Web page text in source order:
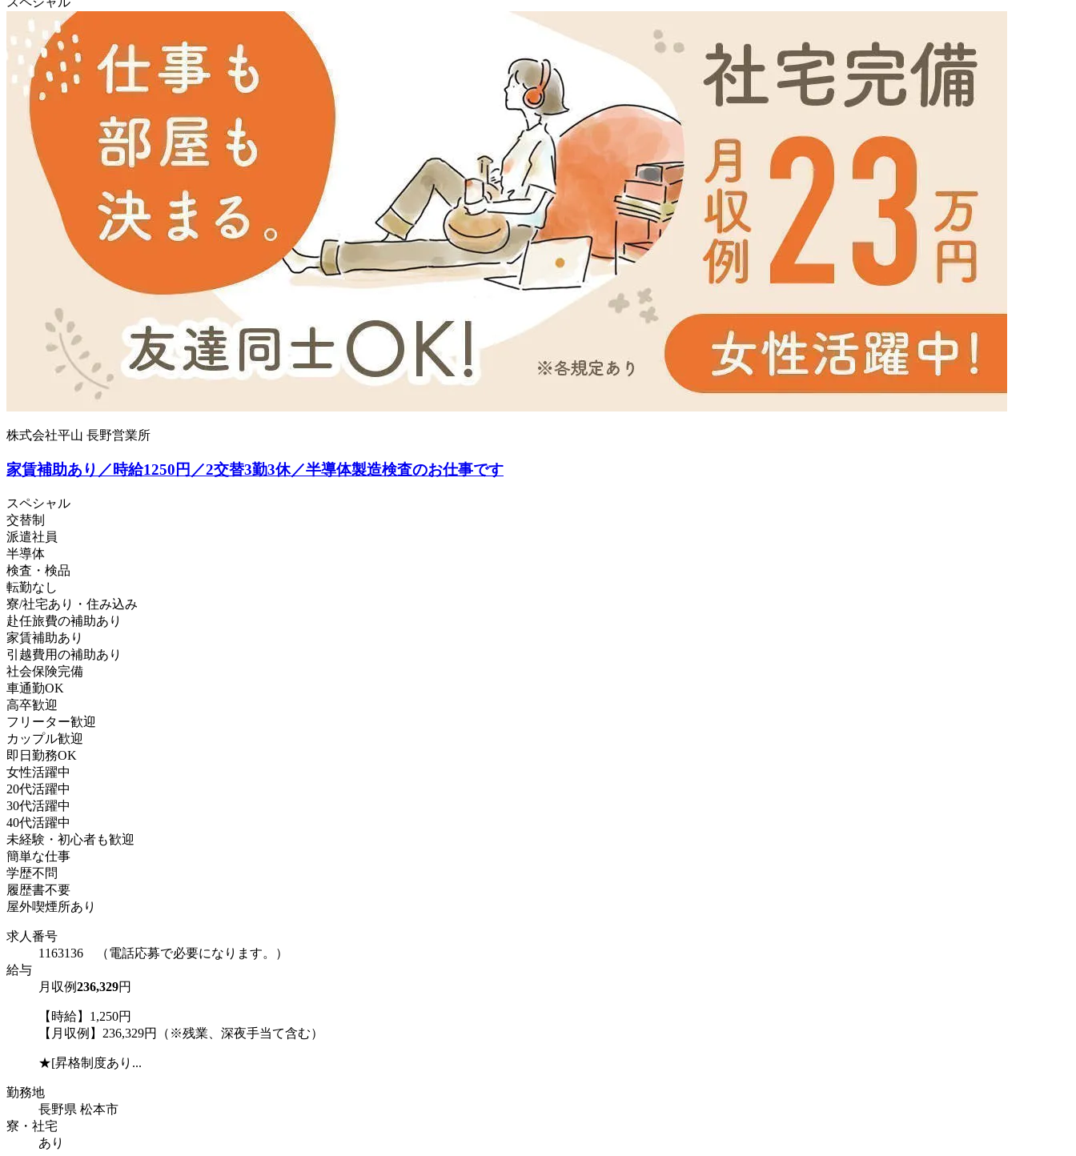
株式会社平山 長野営業所
家賃補助あり／時給1250円／2交替3勤3休／半導体製造検査のお仕事です
スペシャル
交替制
派遣社員
半導体
検査・検品
転勤なし
寮/社宅あり・住み込み
赴任旅費の補助あり
家賃補助あり
引越費用の補助あり
社会保険完備
車通勤OK
高卒歓迎
フリーター歓迎
カップル歓迎
即日勤務OK
女性活躍中
20代活躍中
30代活躍中
40代活躍中
未経験・初心者も歓迎
簡単な仕事
学歴不問
履歴書不要
屋外喫煙所あり
求人番号
1163136 （電話応募で必要になります。）
給与
月収例236,329円
【時給】1,250円
【月収例】236,329円（※残業、深夜手当て含む）
★[昇格制度あり...
勤務地
長野県 松本市
寮・社宅
あり